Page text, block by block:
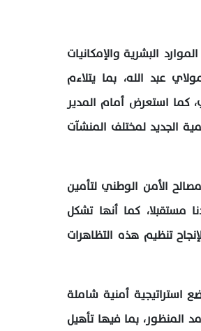
البشرية والإمكانيات
عبد الله، بما يتلاءم
كما استعرض أمام المدير
الجديد لمختلف المنشآت
الأمن الوطني لتأمين
مستقبلا، كما أنها تشكل
تنظيم هذه التظاهرات
استراتيجية أمنية شاملة
المنظور، بما فيها تأهيل